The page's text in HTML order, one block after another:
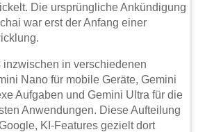
Die ursprüngliche Ankündigung
war erst der Anfang einer
inzwischen in verschiedenen
Nano für mobile Geräte, Gemini
Aufgaben und Gemini Ultra für die
Anwendungen. Diese Aufteilung
KI-Features gezielt dort